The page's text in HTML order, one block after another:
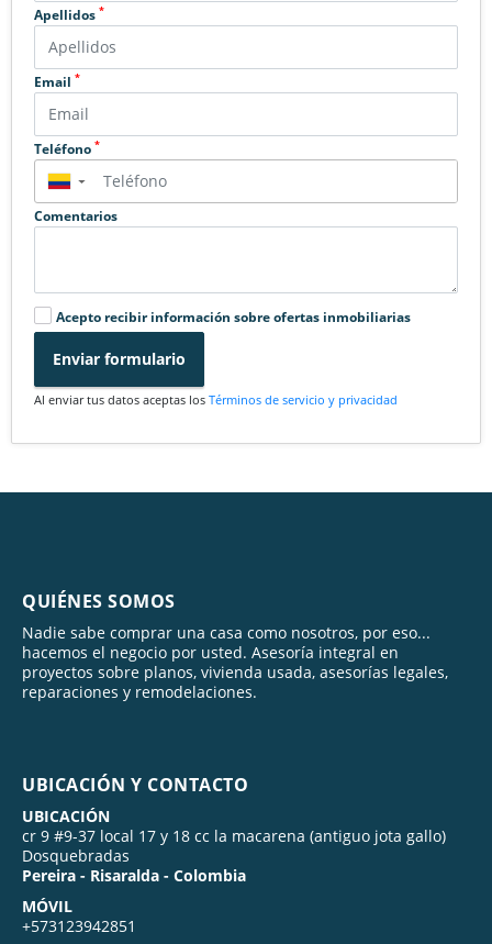
Apellidos *
Email *
Teléfono *
▼
Comentarios
Acepto recibir información sobre ofertas inmobiliarias
Enviar formulario
Al enviar tus datos aceptas los Términos de servicio y privacidad
QUIÉNES SOMOS
Nadie sabe comprar una casa como nosotros, por eso...
hacemos el negocio por usted. Asesoría integral en
proyectos sobre planos, vivienda usada, asesorías legales,
reparaciones y remodelaciones.
UBICACIÓN Y CONTACTO
UBICACIÓN
cr 9 #9-37 local 17 y 18 cc la macarena (antiguo jota gallo)
Dosquebradas
Pereira - Risaralda - Colombia
MÓVIL
+573123942851